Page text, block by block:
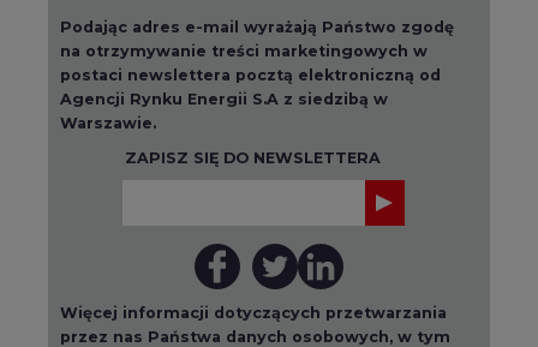
Podając adres e-mail wyrażają Państwo zgodę
na otrzymywanie treści marketingowych w
postaci newslettera pocztą elektroniczną od
Agencji Rynku Energii S.A z siedzibą w
Warszawie.
ZAPISZ SIĘ DO NEWSLETTERA
Więcej informacji dotyczących przetwarzania
przez nas Państwa danych osobowych, w tym